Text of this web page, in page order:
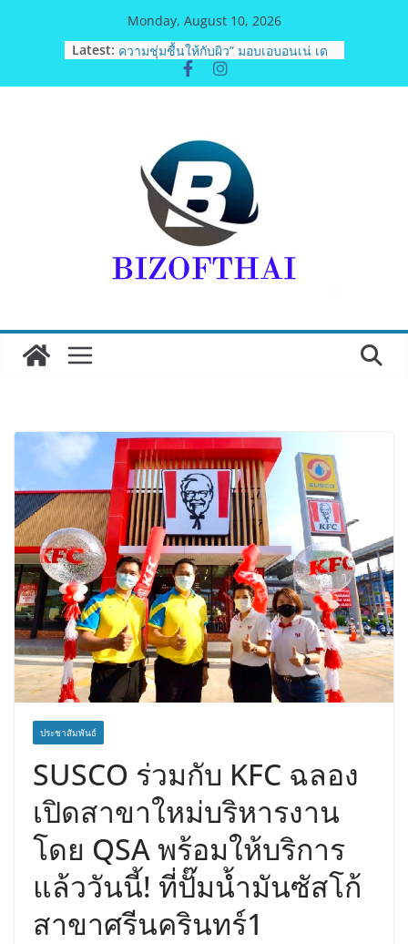
Monday, August 10, 2026
Latest: เอ-พลัสซัพพลาย เดินหน้าโครงการ “คืน
ความชุ่มชื้นให้กับผิว” มอบเอบอนเน่ เด
อร์มาโลชั่นยูเรียเข้มข้นแก่ กทม. ส่งต่อ
รฟท. เปิดเวทีรับฟังความคิดเห็น
ประชาชน ครั้งที่ 2 โครงการรถไฟฟ้า
สายสีแดงเข้ม “วงเวียนใหญ่–มหาชัย”
เดินหน้าพัฒนาโครงการบนพื้นฐานข้อ
เท็จจริงและการมีส่วนร่วม
“เอกนิติ” เตือนบริษัทมหาชนที่ค้างชำระ
ค่าบริการวิชาชีพ ต้องเปิดเผยข้อมูลทาง
บัญชีอย่างถูกต้อง ระวังการนำส่งงบการ
เงินต่อ ก.ล.ต. โดยไม่แสดงภาระหนี้ตาม
บัลลังก์โลก 108 ปอนด์ในศึกมวยไทย
SUPER CHAMP
ภารกิจตำรวจจราจรโครงการพระ
ราชดำริ นำส่งอวัยวะหัวใจ ดวงที่ 184
สำเร็จลุล่วง ณ รพ.ศิริราช
ประชาสัมพันธ์
SUSCO ร่วมกับ KFC ฉลอง
เปิดสาขาใหม่บริหารงาน
โดย QSA พร้อมให้บริการ
แล้ววันนี้! ที่ปั๊มน้ำมันซัสโก้
สาขาศรีนครินทร์1